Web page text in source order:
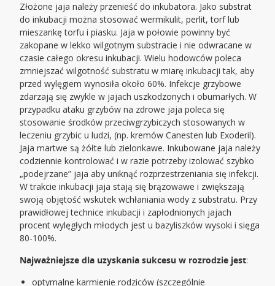
Złożone jaja należy przenieść do inkubatora. Jako substrat
do inkubacji można stosować wermikulit, perlit, torf lub
mieszankę torfu i piasku. Jaja w połowie powinny być
zakopane w lekko wilgotnym substracie i nie odwracane w
czasie całego okresu inkubacji. Wielu hodowców poleca
zmniejszać wilgotność substratu w miarę inkubacji tak, aby
przed wylęgiem wynosiła około 60%. Infekcje grzybowe
zdarzają się zwykle w jajach uszkodzonych i obumarłych. W
przypadku ataku grzybów na zdrowe jaja poleca się
stosowanie środków przeciwgrzybiczych stosowanych w
leczeniu grzybic u ludzi, (np. kremów Canesten lub Exoderil).
Jaja martwe są żółte lub zielonkawe. Inkubowane jaja należy
codziennie kontrolować i w razie potrzeby izolować szybko
„podejrzane” jaja aby uniknąć rozprzestrzeniania się infekcji.
W trakcie inkubacji jaja stają się brązowawe i zwiększają
swoją objętość wskutek wchłaniania wody z substratu. Przy
prawidłowej technice inkubacji i zapłodnionych jajach
procent wylęgłych młodych jest u bazyliszków wysoki i sięga
80-100%.
Najważniejsze dla uzyskania sukcesu w rozrodzie jest:
optymalne karmienie rodziców (szczególnie